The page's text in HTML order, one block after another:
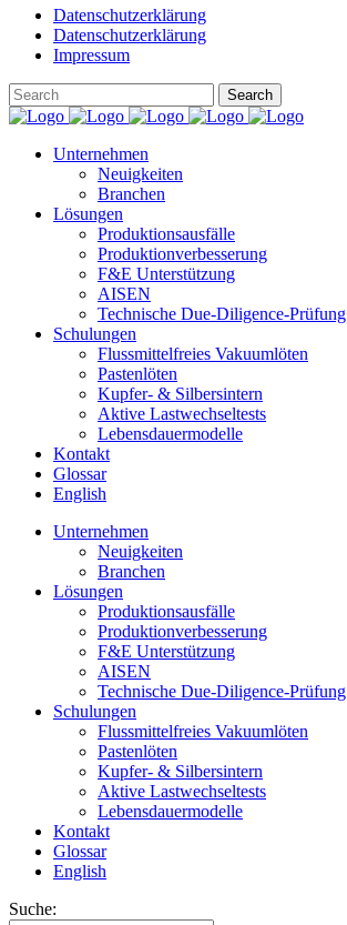
Datenschutzerklärung
Datenschutzerklärung
Impressum
Unternehmen
Neuigkeiten
Branchen
Lösungen
Produktionsausfälle
Produktionverbesserung
F&E Unterstützung
AISEN
Technische Due-Diligence-Prüfung
Schulungen
Flussmittelfreies Vakuumlöten
Pastenlöten
Kupfer- & Silbersintern
Aktive Lastwechseltests
Lebensdauermodelle
Kontakt
Glossar
English
Unternehmen
Neuigkeiten
Branchen
Lösungen
Produktionsausfälle
Produktionverbesserung
F&E Unterstützung
AISEN
Technische Due-Diligence-Prüfung
Schulungen
Flussmittelfreies Vakuumlöten
Pastenlöten
Kupfer- & Silbersintern
Aktive Lastwechseltests
Lebensdauermodelle
Kontakt
Glossar
English
Suche: